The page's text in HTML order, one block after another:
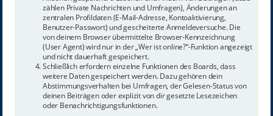
zählen Private Nachrichten und Umfragen), Änderungen an
zentralen Profildaten (E-Mail-Adresse, Kontoaktivierung,
Benutzer-Passwort) und gescheiterte Anmeldeversuche. Die
von deinem Browser übermittelte Browser-Kennzeichnung
(User Agent) wird nur in der „Wer ist online?“-Funktion angezeigt
und nicht dauerhaft gespeichert.
Schließlich erfordern einzelne Funktionen des Boards, dass
weitere Daten gespeichert werden. Dazu gehören dein
Abstimmungsverhalten bei Umfragen, der Gelesen-Status von
deinen Beiträgen oder explizit von dir gesetzte Lesezeichen
oder Benachrichtigungsfunktionen.